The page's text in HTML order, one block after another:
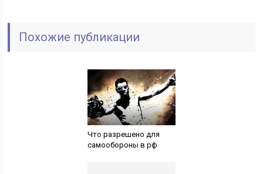
Похожие публикации
Что разрешено для
самообороны в рф